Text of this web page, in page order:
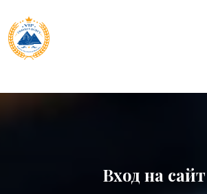
Вход на сайт